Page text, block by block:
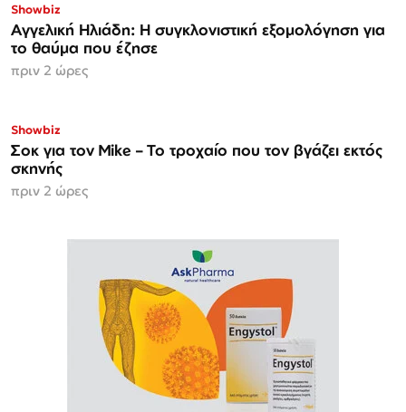
Showbiz
Αγγελική Ηλιάδη: Η συγκλονιστική εξομολόγηση για
το θαύμα που έζησε
πριν 2 ώρες
Showbiz
Σοκ για τον Mike – Το τροχαίο που τον βγάζει εκτός
σκηνής
πριν 2 ώρες